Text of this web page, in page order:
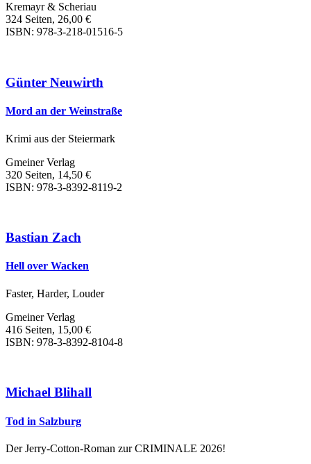
Kremayr & Scheriau
324 Seiten, 26,00 €
ISBN: 978-3-218-01516-5
Günter Neuwirth
Mord an der Weinstraße
Krimi aus der Steiermark
Gmeiner Verlag
320 Seiten, 14,50 €
ISBN: 978-3-8392-8119-2
Bastian Zach
Hell over Wacken
Faster, Harder, Louder
Gmeiner Verlag
416 Seiten, 15,00 €
ISBN: 978-3-8392-8104-8
Michael Blihall
Tod in Salzburg
Der Jerry-Cotton-Roman zur CRIMINALE 2026!